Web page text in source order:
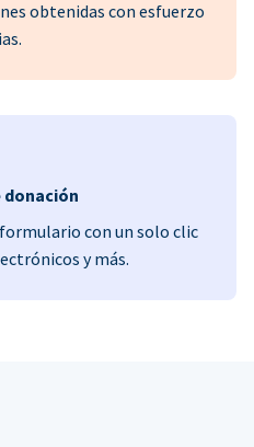
obtenidas con esfuerzo
donación
con un solo clic
y más.